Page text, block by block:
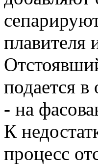
плавителя
подается в
- на
К
процесс